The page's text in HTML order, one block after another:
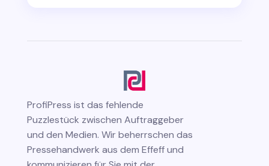
ProfiPress ist das fehlende
Puzzlestück zwischen Auftraggeber
und den Medien. Wir beherrschen das
Pressehandwerk aus dem Effeff und